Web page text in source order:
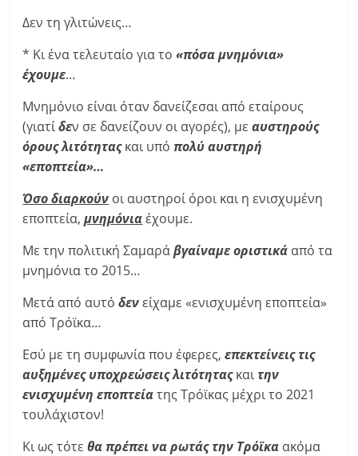
Δεν τη γλιτώνεις…
* Κι ένα τελευταίο για το«πόσα μνημόνια»
έχουμε…
Μνημόνιο είναι όταν δανείζεσαι από εταίρους
(γιατίδεν σε δανείζουν οι αγορές), μεαυστηρούς
όρους λιτότηταςκαι υπόπολύ αυστηρή
«εποπτεία»…
Όσο διαρκούν οι αυστηροί όροι και η ενισχυμένη
εποπτεία,μνημόνιαέχουμε.
Με την πολιτική Σαμαράβγαίναμε οριστικά από τα
μνημόνια το 2015…
Μετά από αυτόδενείχαμε «ενισχυμένη εποπτεία»
από Τρόϊκα…
Εσύ με τη συμφωνία που έφερες,επεκτείνεις τις
αυξημένες υποχρεώσεις λιτότηταςκαιτην
ενισχυμένη εποπτείατης Τρόϊκας μέχρι το 2021
τουλάχιστον!
Κι ως τότεθα πρέπει να ρωτάς την Τρόϊκα ακόμα